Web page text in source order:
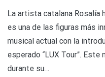
La artista catalana Rosalía
es una de las figuras más
musical actual con la
esperado “LUX Tour”.
durante su…